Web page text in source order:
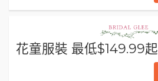
花童服裝 最低$149.99起